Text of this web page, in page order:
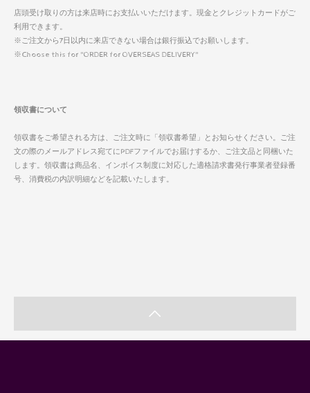
店頭受け取りの方は来店時にお支払いいただけます。現金とクレジットカードがご
利用できます。
※ご注文から7日以内に来店できない場合は銀行振込でお願いします。
※Choose this for "ORDER for OVERSEAS DELIVERY"
領収書について
領収書をご希望される方は、ご注文時に「領収書希望」とお知らせください。ご注
文の際のメールアドレス宛てにPDFファイルでお届けするか、ご注文品と同梱いた
します。領収書は商品名、インボイス制度に対応した適格請求書発行事業者登録番
号、消費税の内訳明細などを記載いたします。